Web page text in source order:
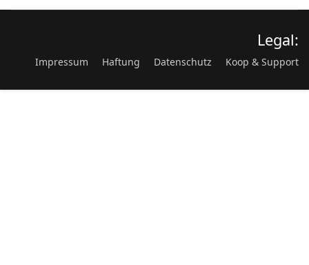
Legal:
Impressum Haftung Datenschutz Koop & Support